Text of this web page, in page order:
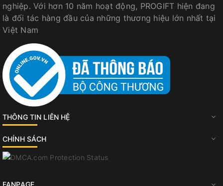
nghiệp. Với hơn 10 năm hoạt động, PROGIFT hiện đang
là đối tác hàng đầu của những thương hiệu lớn nhất tại
Việt Nam
THÔNG TIN LIÊN HỆ
CHÍNH SÁCH